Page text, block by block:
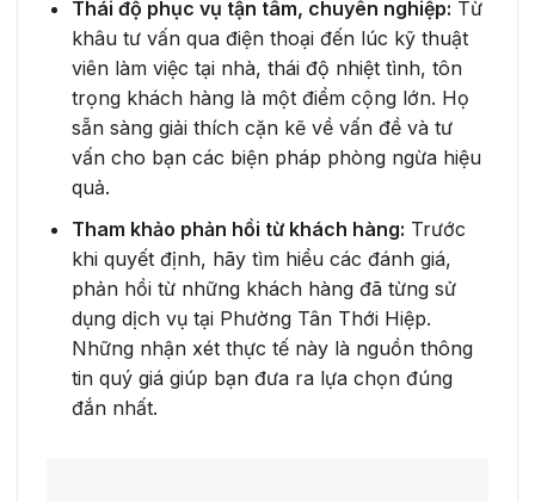
Thái độ phục vụ tận tâm, chuyên nghiệp: Từ
khâu tư vấn qua điện thoại đến lúc kỹ thuật
viên làm việc tại nhà, thái độ nhiệt tình, tôn
trọng khách hàng là một điểm cộng lớn. Họ
sẵn sàng giải thích cặn kẽ về vấn đề và tư
vấn cho bạn các biện pháp phòng ngừa hiệu
quả.
Tham khảo phản hồi từ khách hàng: Trước
khi quyết định, hãy tìm hiểu các đánh giá,
phản hồi từ những khách hàng đã từng sử
dụng dịch vụ tại Phường Tân Thới Hiệp.
Những nhận xét thực tế này là nguồn thông
tin quý giá giúp bạn đưa ra lựa chọn đúng
đắn nhất.